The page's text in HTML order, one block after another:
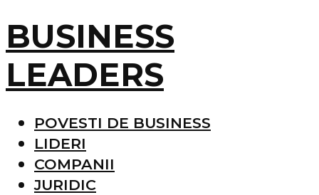
BUSINESS
LEADERS
POVESTI DE BUSINESS
LIDERI
COMPANII
JURIDIC